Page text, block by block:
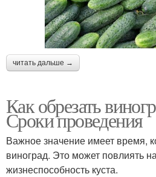
читать дальше →
Как обрезать
Сроки проведения
Важное значение имеет время,
виноград. Это может повлиять
жизнеспособность куста.